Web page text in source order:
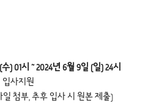
) 01시 ~ 2024년 6월 9일 (일) 24시
사지원
첨부, 추후 입사 시 원본 제출)